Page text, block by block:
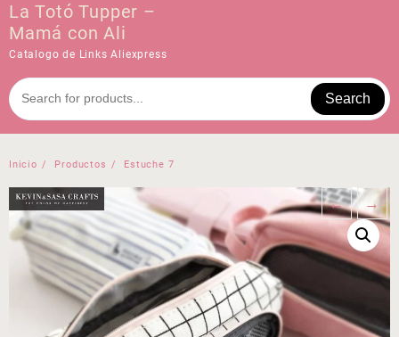
La Totó Tupper –
Mamá con Ali
Catalogo de Links Aliexpress
Search
Inicio Productos Estuche 7
← →